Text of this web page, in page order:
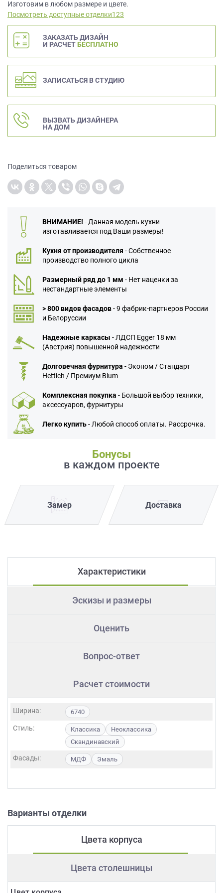
Изготовим в любом размере и цвете.
Посмотреть доступные отделки123
ЗАКАЗАТЬ ДИЗАЙН
И РАСЧЕТ БЕСПЛАТНО
ЗАПИСАТЬСЯ В СТУДИЮ
ВЫЗВАТЬ ДИЗАЙНЕРА
НА ДОМ
Поделиться товаром
ВНИМАНИЕ! - Данная модель кухни
изготавливается под Ваши размеры!
Кухня от производителя - Собственное
производство полного цикла
Размерный ряд до 1 мм - Нет наценки за
нестандартные элементы
> 800 видов фасадов- 9 фабрик-партнеров России
и Белоруссии
Надежные каркасы - ЛДСП Egger 18 мм
(Австрия) повышенной надежности
Долговечная фурнитура - Эконом / Стандарт
Hettich / Премиум Blum
Комплексная покупка - Большой выбор техники,
аксессуаров, фурнитуры
Легко купить- Любой способ оплаты. Рассрочка.
Бонусы
в каждом проекте
Замер Доставка
Характеристики
Эскизы и размеры
Оценить
Вопрос-ответ
Расчет стоимости
Ширина: 6740
Стиль: Классика
Неоклассика
Скандинавский
Фасады: МДФ Эмаль
Варианты отделки
Цвета корпуса
Цвета столешницы
данных.